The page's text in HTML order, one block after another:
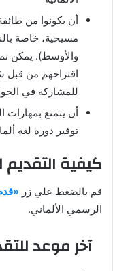
أن يكونوا من
مسيحية، خاصة
والأوسط). يمكن
اقتراحهم من قبل
للمشاركة في
توفير دورة لغة ألمانية لمدة
كيفية التقديم
قم بالضغط علي زر
الرسمي الألماني.
آخر موعد